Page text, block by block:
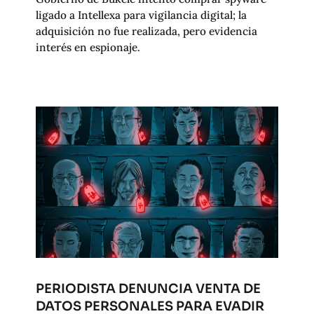
ligado a Intellexa para vigilancia digital; la
adquisición no fue realizada, pero evidencia
interés en espionaje.
PERIODISTA DENUNCIA VENTA DE
DATOS PERSONALES PARA EVADIR